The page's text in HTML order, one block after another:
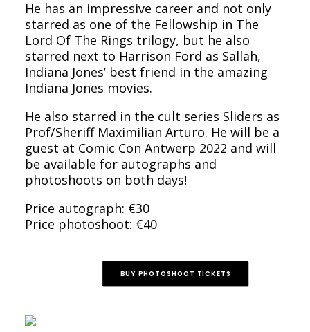
He has an impressive career and not only
starred as one of the Fellowship in The
Lord Of The Rings trilogy, but he also
starred next to Harrison Ford as Sallah,
Indiana Jones’ best friend in the amazing
Indiana Jones movies.
He also starred in the cult series Sliders as
Prof/Sheriff Maximilian Arturo. He will be a
guest at Comic Con Antwerp 2022 and will
be available for autographs and
photoshoots on both days!
Price autograph: €30
Price photoshoot: €40
BUY PHOTOSHOOT TICKETS